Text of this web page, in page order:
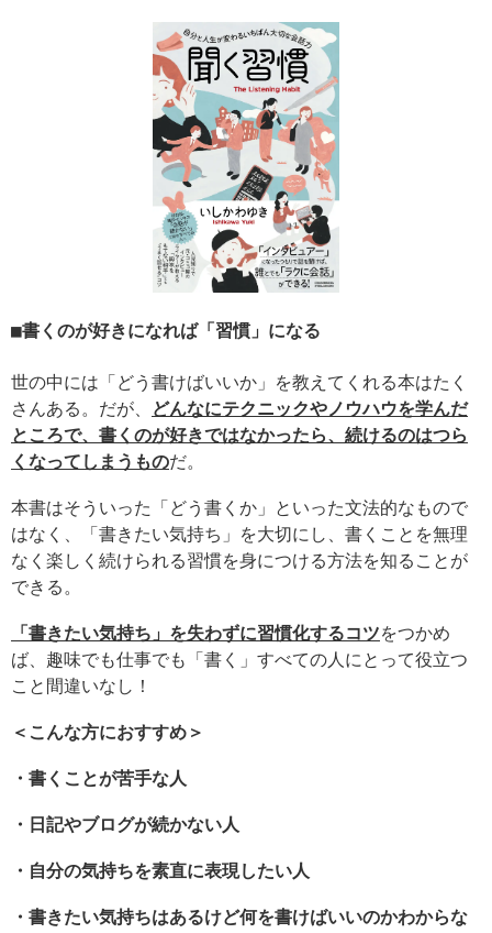
書くのが好きになれば「習慣」になる
世の中には「どう書けばいいか」を教えてくれる本はたく
さんある。だが、
どんなにテクニックやノウハウを学んだ
ところで、書くのが好きではなかったら、続けるのはつら
くなってしまうものだ。
本書はそういった「どう書くか」といった文法的なもので
はなく、「書きたい気持ち」を大切にし、書くことを無理
なく楽しく続けられる習慣を身につける方法を知ることが
できる。
「書きたい気持ち」を失わずに習慣化するコツをつかめ
ば、趣味でも仕事でも「書く」すべての人にとって役立つ
こと間違いなし！
＜こんな方におすすめ＞
・書くことが苦手な人
・日記やブログが続かない人
・自分の気持ちを素直に表現したい人
・書きたい気持ちはあるけど何を書けばいいのかわからな